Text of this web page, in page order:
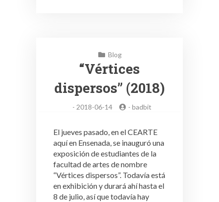
Blog
“Vértices
dispersos” (2018)
- 2018-06-14 - badbit
El jueves pasado, en el CEARTE
aquí en Ensenada, se inauguró una
exposición de estudiantes de la
facultad de artes de nombre
“Vértices dispersos”. Todavía está
en exhibición y durará ahí hasta el
8 de julio, así que todavía hay